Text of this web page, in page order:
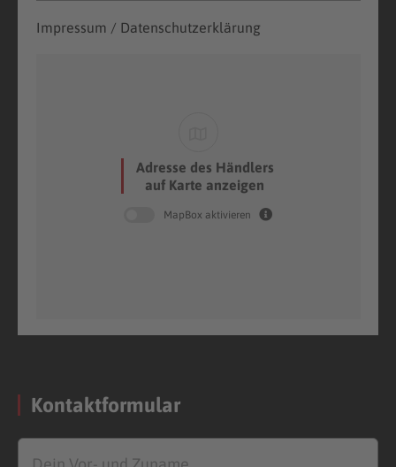
Impressum / Datenschutzerklärung
Adresse des Händlers
auf Karte anzeigen
MapBox aktivieren
Kontaktformular